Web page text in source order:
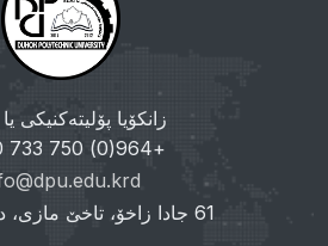
زانکۆیا پۆلیتەکنیکی
+964(0) 750 733 2080
61 جادا زاخۆ، تاخێ مازی، دهۆك 1006،